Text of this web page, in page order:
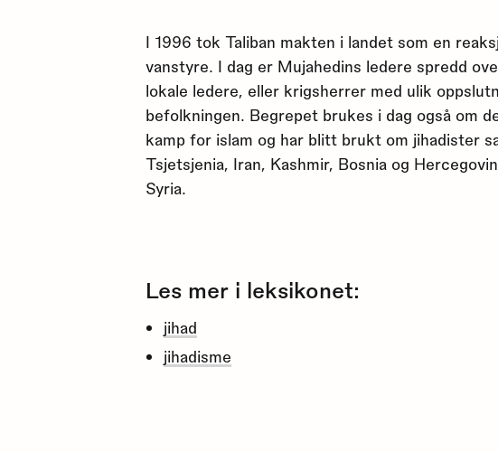
I 1996 tok Taliban makten i landet som en
vanstyre. I dag er Mujahedins ledere spredd
lokale ledere, eller krigsherrer med ulik
befolkningen. Begrepet brukes i dag også om
kamp for islam og har blitt brukt om jihadister
Tsjetsjenia, Iran, Kashmir, Bosnia og
Syria.
Les mer i leksikonet:
jihad
jihadisme